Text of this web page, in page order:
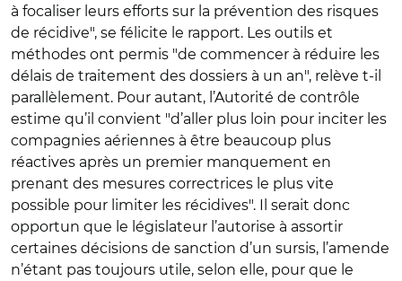
à focaliser leurs efforts sur la prévention des risques
de récidive", se félicite le rapport. Les outils et
méthodes ont permis "de commencer à réduire les
délais de traitement des dossiers à un an", relève t-il
parallèlement. Pour autant, l’Autorité de contrôle
estime qu’il convient "d’aller plus loin pour inciter les
compagnies aériennes à être beaucoup plus
réactives après un premier manquement en
prenant des mesures correctrices le plus vite
possible pour limiter les récidives". Il serait donc
opportun que le législateur l’autorise à assortir
certaines décisions de sanction d’un sursis, l’amende
n’étant pas toujours utile, selon elle, pour que le